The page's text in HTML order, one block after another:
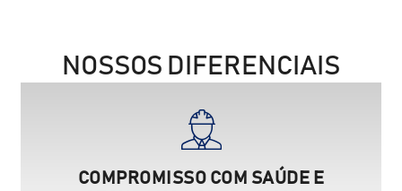
NOSSOS DIFERENCIAIS
COMPROMISSO COM SAÚDE E